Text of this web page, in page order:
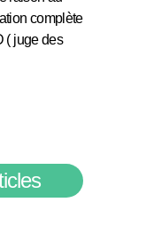
complète
( juge des